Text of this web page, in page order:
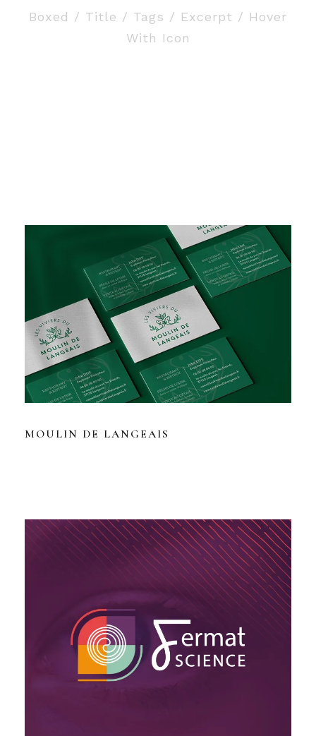
Boxed / Title / Tags / Excerpt / Hover
With Icon
MOULIN DE LANGEAIS